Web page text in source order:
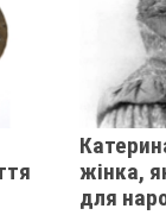
жінка,
для